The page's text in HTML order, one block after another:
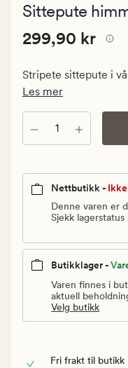
Sittepute
Pris
299,90
Vanlig
pris
299,90
kr
Pris 299,90 kr
299,90 kr
Stripete sittepute i
Les mer
Antall
Nettbutikk -
Denne varen er
Sjekk lagerstatus
Butikklager -
Varen finnes i
aktuell
Velg butikk
Fri frakt til butikk